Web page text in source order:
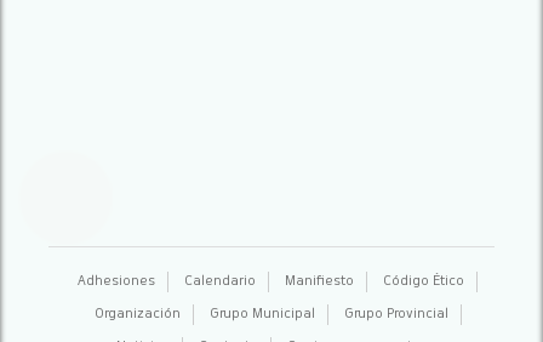
Adhesiones Calendario Manifiesto Código Ético
Organización Grupo Municipal Grupo Provincial